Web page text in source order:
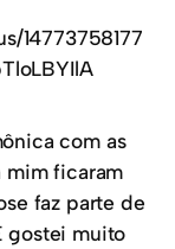
14773758177
com as
mim ficaram
faz parte de
gostei muito